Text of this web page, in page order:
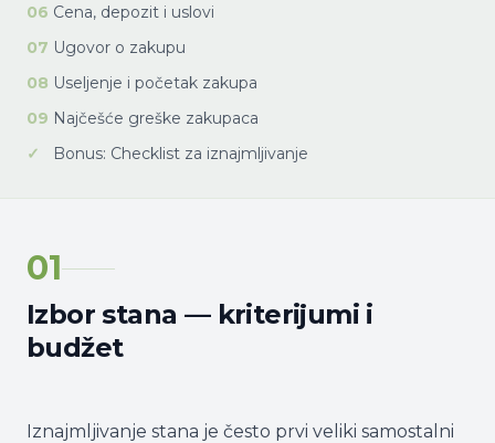
06 Cena, depozit i uslovi
07 Ugovor o zakupu
08 Useljenje i početak zakupa
09 Najčešće greške zakupaca
✓
Bonus: Checklist za iznajmljivanje
01
Izbor stana — kriterijumi i
budžet
Iznajmljivanje stana je često prvi veliki samostalni